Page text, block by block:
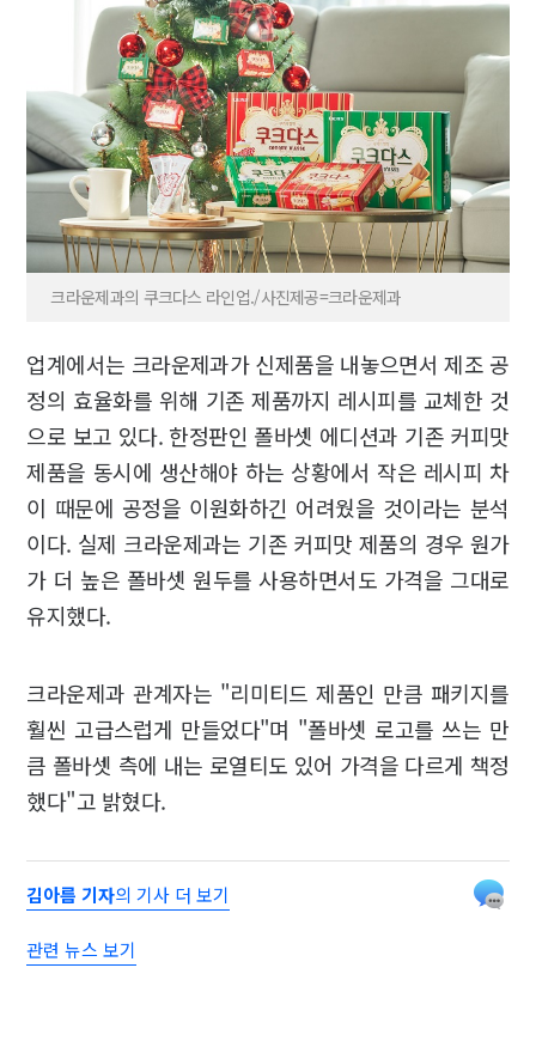
크라운제과의 쿠크다스 라인업./사진제공=크라운제과
업계에서는 크라운제과가 신제품을 내놓으면서 제조 공
정의 효율화를 위해 기존 제품까지 레시피를 교체한 것
으로 보고 있다. 한정판인 폴바셋 에디션과 기존 커피맛
제품을 동시에 생산해야 하는 상황에서 작은 레시피 차
이 때문에 공정을 이원화하긴 어려웠을 것이라는 분석
이다. 실제 크라운제과는 기존 커피맛 제품의 경우 원가
가 더 높은 폴바셋 원두를 사용하면서도 가격을 그대로
유지했다.
크라운제과 관계자는 "리미티드 제품인 만큼 패키지를
훨씬 고급스럽게 만들었다"며 "폴바셋 로고를 쓰는 만
큼 폴바셋 측에 내는 로열티도 있어 가격을 다르게 책정
했다"고 밝혔다.
김아름 기자의 기사 더 보기
관련 뉴스 보기